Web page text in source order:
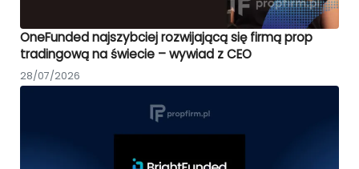
OneFunded najszybciej rozwijającą się firmą prop
tradingową na świecie – wywiad z CEO
28/07/2026